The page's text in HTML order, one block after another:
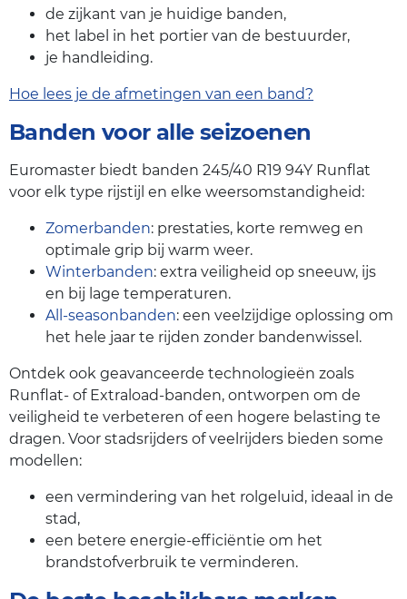
de zijkant van je huidige banden,
het label in het portier van de bestuurder,
je handleiding.
Hoe lees je de afmetingen van een band?
Banden voor alle seizoenen
Euromaster biedt banden 245/40 R19 94Y Runflat
voor elk type rijstijl en elke weersomstandigheid:
Zomerbanden: prestaties, korte remweg en
optimale grip bij warm weer.
Winterbanden: extra veiligheid op sneeuw, ijs
en bij lage temperaturen.
All-seasonbanden: een veelzijdige oplossing om
het hele jaar te rijden zonder bandenwissel.
Ontdek ook geavanceerde technologieën zoals
Runflat- of Extraload-banden, ontworpen om de
veiligheid te verbeteren of een hogere belasting te
dragen. Voor stadsrijders of veelrijders bieden some
modellen:
een vermindering van het rolgeluid, ideaal in de
stad,
een betere energie-efficiëntie om het
brandstofverbruik te verminderen.